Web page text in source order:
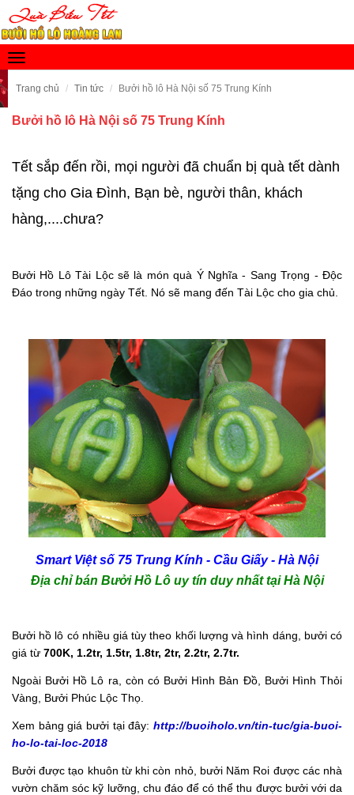
Toggle
navigation
Trang chủ Tin tức Bưởi hồ lô Hà Nội số 75 Trung Kính
Bưởi hồ lô Hà Nội số 75 Trung Kính
Tết sắp đến rồi, mọi người đã chuẩn bị quà tết dành
tặng cho Gia Đình, Bạn bè, người thân, khách
hàng,....chưa?
Bưởi Hồ Lô Tài Lộc sẽ là món quà Ý Nghĩa - Sang Trọng - Độc
Đáo trong những ngày Tết. Nó sẽ mang đến Tài Lộc cho gia chủ.
Smart Việt số 75 Trung Kính - Cầu Giấy - Hà Nội
Địa chỉ bán Bưởi Hồ Lô uy tín duy nhất tại Hà Nội
Bưởi hồ lô có nhiều giá tùy theo khối lượng và hình dáng, bưởi có
giá từ 700K, 1.2tr, 1.5tr, 1.8tr, 2tr, 2.2tr, 2.7tr.
Ngoài Bưởi Hồ Lô ra, còn có Bưởi Hình Bản Đồ, Bưởi Hình Thỏi
Vàng, Bưởi Phúc Lộc Thọ.
Xem bảng giá bưởi tại đây: http://buoiholo.vn/tin-tuc/gia-buoi-
ho-lo-tai-loc-2018
Bưởi được tạo khuôn từ khi còn nhỏ, bưởi Năm Roi được các nhà
vườn chăm sóc kỹ lưỡng, chu đáo để có thể thu được bưởi với da